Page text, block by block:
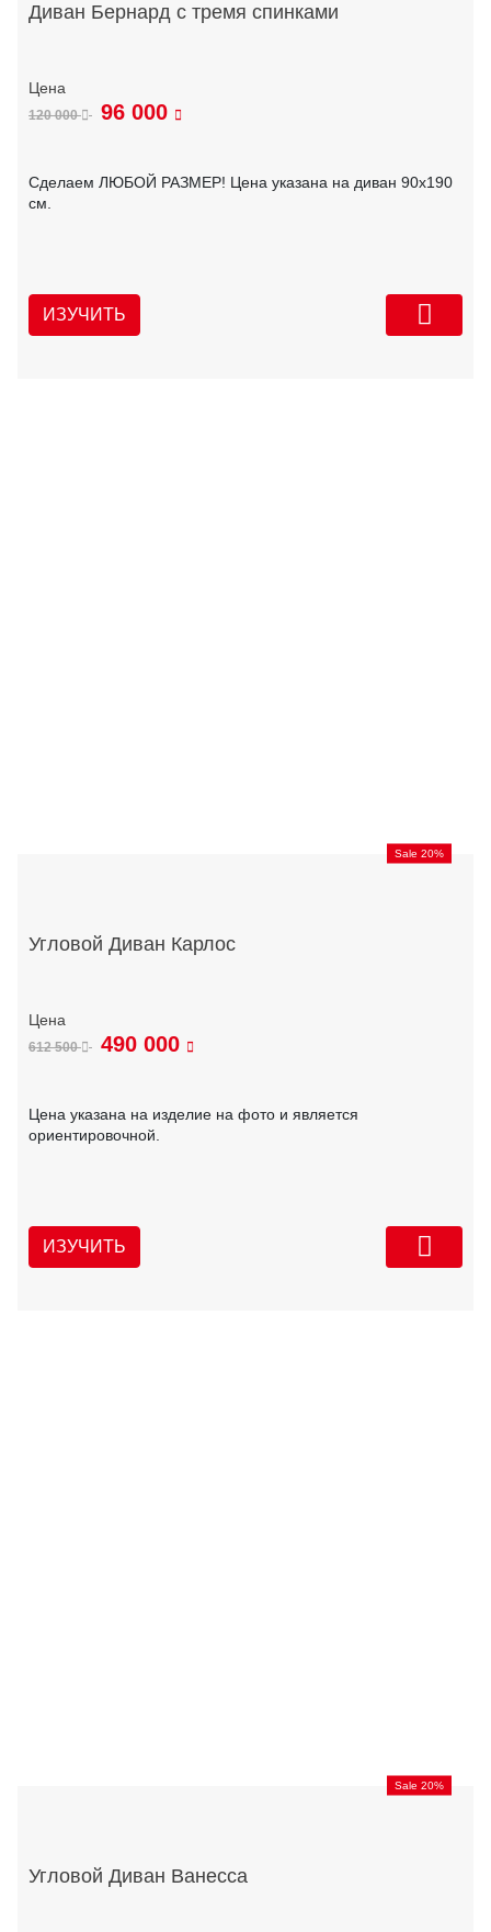
Диван Бернард с тремя спинками
120 000 96 000
Сделаем ЛЮБОЙ РАЗМЕР! Цена указана на диван 90х190
см.
ИЗУЧИТЬ
Sale 20%
Угловой Диван Карлос
612 500 490 000
Цена указана на изделие на фото и является
ориентировочной.
ИЗУЧИТЬ
Sale 20%
Угловой Диван Ванесса